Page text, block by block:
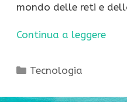
mondo delle reti e
Continua a leggere
Categorie
Tecnologia